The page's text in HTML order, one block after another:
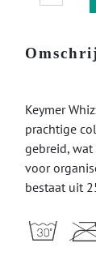
Keymer
prachtige
gebreid,
voor
bestaat uit